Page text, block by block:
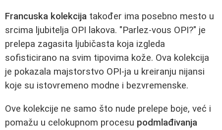
Francuska kolekcija također ima posebno mesto u
srcima ljubitelja OPI lakova. "Parlez-vous OPI?" je
prelepa zagasita ljubičasta koja izgleda
sofisticirano na svim tipovima kože. Ova kolekcija
je pokazala majstorstvo OPI-ja u kreiranju nijansi
koje su istovremeno modne i bezvremenske.
Ove kolekcije ne samo što nude prelepe boje, već i
pomažu u celokupnom procesu podmlađivanja